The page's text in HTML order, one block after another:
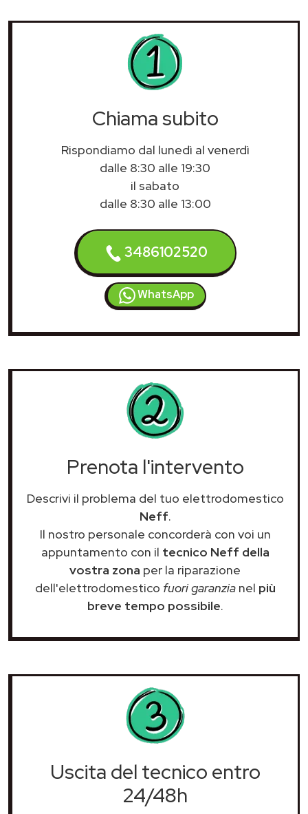
Chiama subito
Rispondiamo dal lunedì al venerdì
dalle 8:30 alle 19:30
il sabato
dalle 8:30 alle 13:00
3486102520
WhatsApp
Prenota l'intervento
Descrivi il problema del tuo elettrodomestico
Neff.
Il nostro personale concorderà con voi un
appuntamento con il tecnico Neff della
vostra zona per la riparazione
dell'elettrodomestico fuori garanzianel più
breve tempo possibile.
Uscita del tecnico entro
24/48h